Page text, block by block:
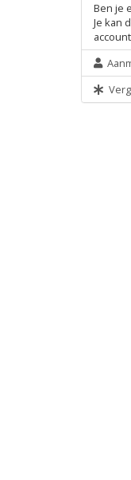
Ben je
Je kan